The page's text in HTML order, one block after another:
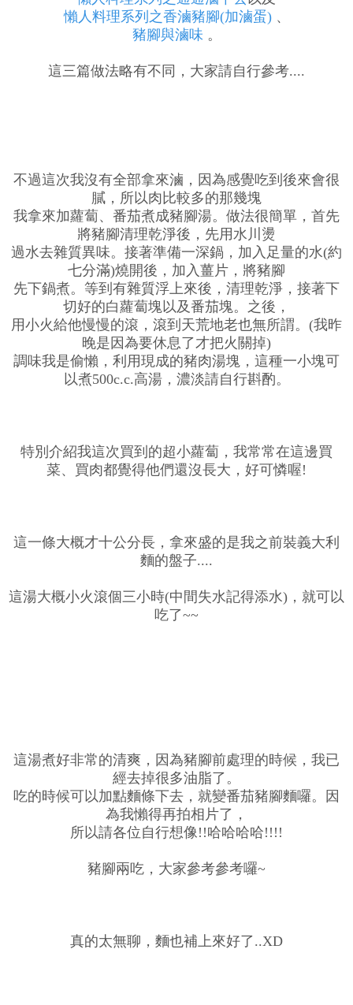
懶人料理系列之香滷豬腳(加滷蛋)、
豬腳與滷味 。
這三篇做法略有不同，大家請自行參考....
不過這次我沒有全部拿來滷，因為感覺吃到後來會很
膩，所以肉比較多的那幾塊
我拿來加蘿蔔、番茄煮成豬腳湯。做法很簡單，首先
將豬腳清理乾淨後，先用水川燙
過水去雜質異味。接著準備一深鍋，加入足量的水(約
七分滿)燒開後，加入薑片，將豬腳
先下鍋煮。等到有雜質浮上來後，清理乾淨，接著下
切好的白蘿蔔塊以及番茄塊。之後，
用小火給他慢慢的滾，滾到天荒地老也無所謂。(我昨
晚是因為要休息了才把火關掉)
調味我是偷懶，利用現成的豬肉湯塊，這種一小塊可
以煮500c.c.高湯，濃淡請自行斟酌。
特別介紹我這次買到的超小蘿蔔，我常常在這邊買
菜、買肉都覺得他們還沒長大，好可憐喔!
這一條大概才十公分長，拿來盛的是我之前裝義大利
麵的盤子....
這湯大概小火滾個三小時(中間失水記得添水)，就可以
吃了~~
這湯煮好非常的清爽，因為豬腳前處理的時候，我已
經去掉很多油脂了。
吃的時候可以加點麵條下去，就變番茄豬腳麵囉。因
為我懶得再拍相片了，
所以請各位自行想像!!哈哈哈哈!!!!
豬腳兩吃，大家參考參考囉~
真的太無聊，麵也補上來好了..XD